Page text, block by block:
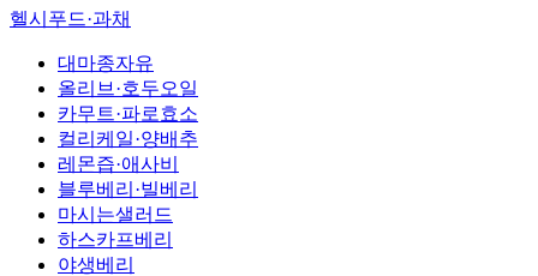
헬시푸드·과채
대마종자유
올리브·호두오일
카무트·파로효소
컬리케일·양배추
레몬즙·애사비
블루베리·빌베리
마시는샐러드
하스카프베리
야생베리